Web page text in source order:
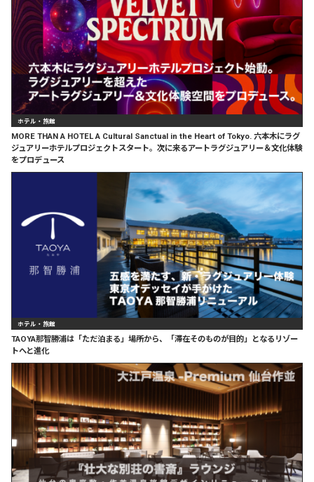
ホテル・旅館
MORE THAN A HOTEL A Cultural Sanctual in the Heart of Tokyo. 六本木にラグ
ジュアリーホテルプロジェクトスタート。次に来るアートラグジュアリー＆文化体験
をプロデュース
ホテル・旅館
TAOYA那智勝浦は「ただ泊まる」場所から、「滞在そのものが目的」となるリゾー
トへと進化